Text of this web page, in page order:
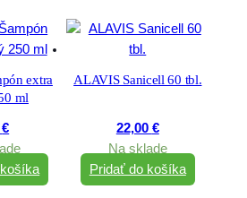
extra
ml
€
ALAVIS Sanicell 60 tbl.
22,00 €
Na sklade
Pridať do košíka